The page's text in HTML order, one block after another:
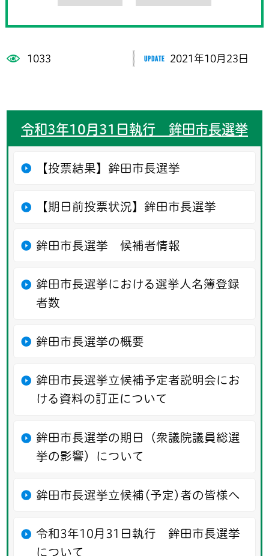
1033 2021年10月23日
令和3年10月31日執行 鉾田市長選挙
【投票結果】鉾田市長選挙
【期日前投票状況】鉾田市長選挙
鉾田市長選挙 候補者情報
鉾田市長選挙における選挙人名簿登録
者数
鉾田市長選挙の概要
鉾田市長選挙立候補予定者説明会にお
ける資料の訂正について
鉾田市長選挙の期日（衆議院議員総選
挙の影響）について
鉾田市長選挙立候補(予定)者の皆様へ
令和3年10月31日執行 鉾田市長選挙
について